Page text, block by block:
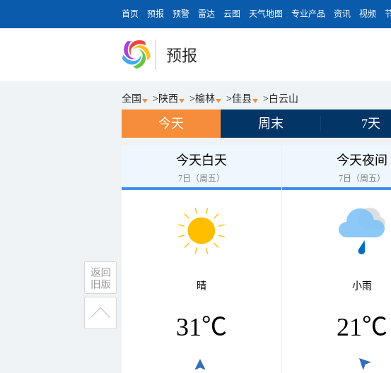
首页 预报 预警 雷达 云图 天气地图 专业产品 资讯 视频
预报
全国 > 陕西 >榆林 >佳县 > 白云山
今天 周末 7天
今天白天
7日（周五）
晴
31℃
今天夜间
7日（周五）
小雨
21℃